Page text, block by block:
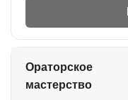
Ораторское
мастерство